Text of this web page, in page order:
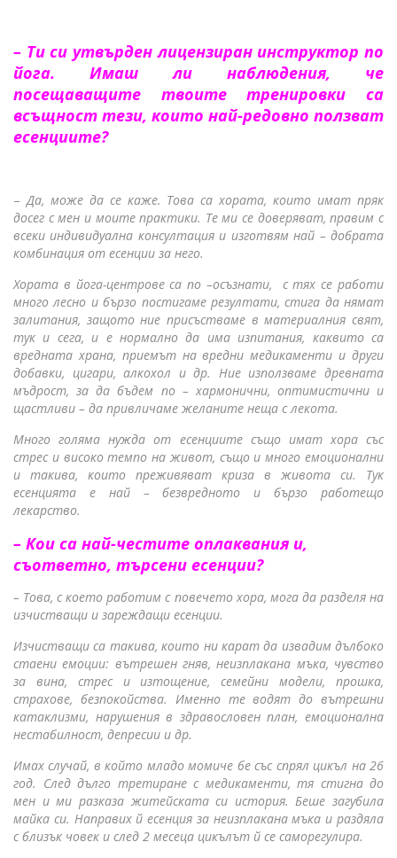
– Ти си утвърден лицензиран инструктор по
йога. Имаш ли наблюдения, че
посещаващите твоите тренировки са
всъщност тези, които най-редовно ползват
есенциите?
–Да, може да се каже. Това са хората, които имат пряк
досег с мен и моите практики. Те ми се доверяват, правим с
всеки индивидуална консултация и изготвям най – добрата
комбинация от есенции за него.
Хората в йога-центрове са по –осъзнати, с тях се работи
много лесно и бързо постигаме резултати, стига да нямат
залитания, защото ние присъстваме в материалния свят,
тук и сега, и е нормално да има изпитания, каквито са
вредната храна, приемът на вредни медикаменти и други
добавки, цигари, алкохол и др. Ние използваме древната
мъдрост, за да бъдем по – хармонични, оптимистични и
щастливи – да привличаме желаните неща с лекота.
Много голяма нужда от есенциите също имат хора със
стрес и високо темпо на живот, също и много емоционални
и такива, които преживяват криза в живота си. Тук
есенцията е най – безвредното и бързо работещо
лекарство.
– Кои са най-честите оплаквания и,
съответно, търсени есенции?
– Това, с което работим с повечето хора, мога да разделя на
изчистващи и зареждащи есенции.
Изчистващи са такива, които ни карат да извадим дълбоко
стаени емоции: вътрешен гняв, неизплакана мъка, чувство
за вина, стрес и изтощение, семейни модели, прошка,
страхове, безпокойства. Именно те водят до вътрешни
катаклизми, нарушения в здравословен план, емоционална
нестабилност, депресии и др.
Имах случай, в който младо момиче бе със спрял цикъл на 26
год. След дълго третиране с медикаменти, тя стигна до
мен и ми разказа житейската си история. Беше загубила
майка си. Направих й есенция за неизплакана мъка и раздяла
с близък човек и след 2 месеца цикълът й се саморегулира.